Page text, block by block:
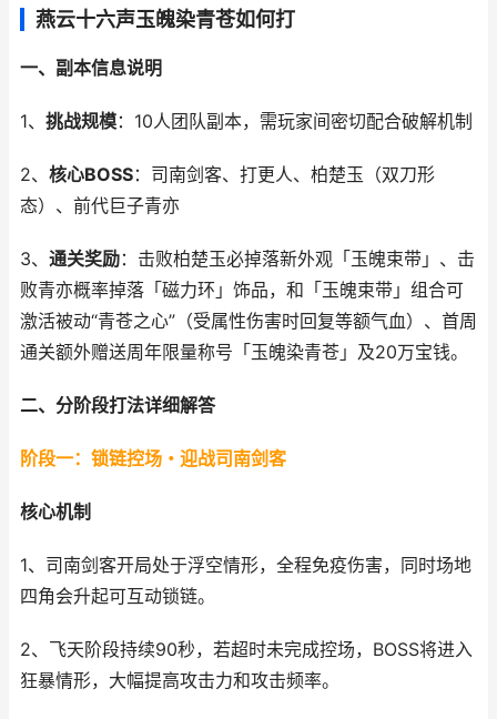
燕云十六声玉魄染青苍如何打
一、副本信息说明
1、 挑战规模：10人团队副本，需玩家间密切配合破解机制
2、 核心BOSS：司南剑客、打更人、柏楚玉（双刀形
态）、前代巨子青亦
3、 通关奖励：击败柏楚玉必掉落新外观「玉魄束带」、击
败青亦概率掉落「磁力环」饰品，和「玉魄束带」组合可
激活被动“青苍之心”（受属性伤害时回复等额气血）、首周
通关额外赠送周年限量称号「玉魄染青苍」及20万宝钱。
二、分阶段打法详细解答
阶段一：锁链控场・迎战司南剑客
核心机制
1、司南剑客开局处于浮空情形，全程免疫伤害，同时场地
四角会升起可互动锁链。
2、飞天阶段持续90秒，若超时未完成控场，BOSS将进入
狂暴情形，大幅提高攻击力和攻击频率。